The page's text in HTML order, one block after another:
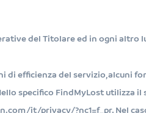
del Titolare ed in ogni
di efficienza del servizio,
specifico FindMyLost
it/privacy/?nc1=f_pr. Nel